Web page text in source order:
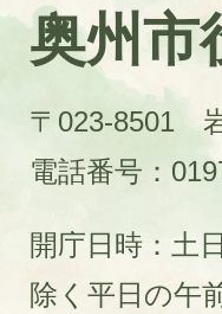
奥州市
〒023-8501
電話番号：
開庁日時：土
除く平日の午